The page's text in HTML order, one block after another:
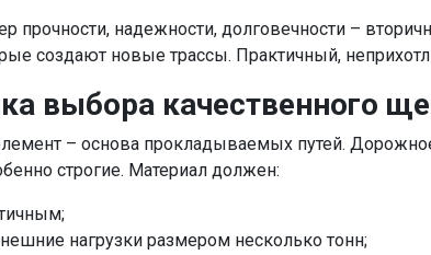
прочности, надежности, долговечности –
создают новые трассы. Практичный,
выбора качественного
– основа прокладываемых путей.
строгие. Материал должен:
нагрузки размером несколько тонн;